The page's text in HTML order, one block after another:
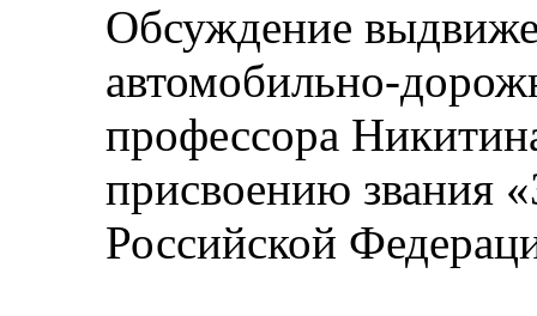
Обсуждение
автомобильно-
профессора
присвоению звания
Российской